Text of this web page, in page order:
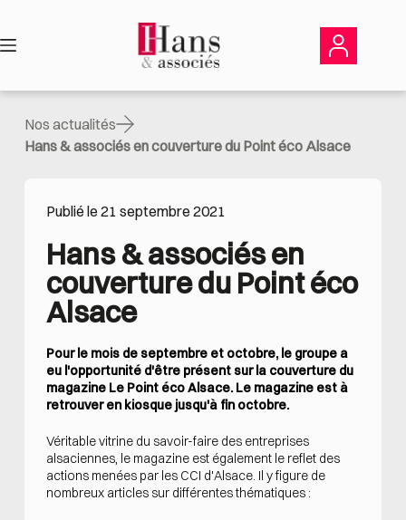
contenu
Nos actualités
Hans & associés en couverture du Point éco Alsace
Publié le 21 septembre 2021
Hans & associés en
couverture du Point éco
Alsace
Pour le mois de septembre et octobre, le groupe a
eu l'opportunité d'être présent sur la couverture du
magazine Le Point éco Alsace. Le magazine est à
retrouver en kiosque jusqu'à fin octobre.
Véritable vitrine du savoir-faire des entreprises
alsaciennes, le magazine est également le reflet des
actions menées par les CCI d'Alsace. Il y figure de
nombreux articles sur différentes thématiques :